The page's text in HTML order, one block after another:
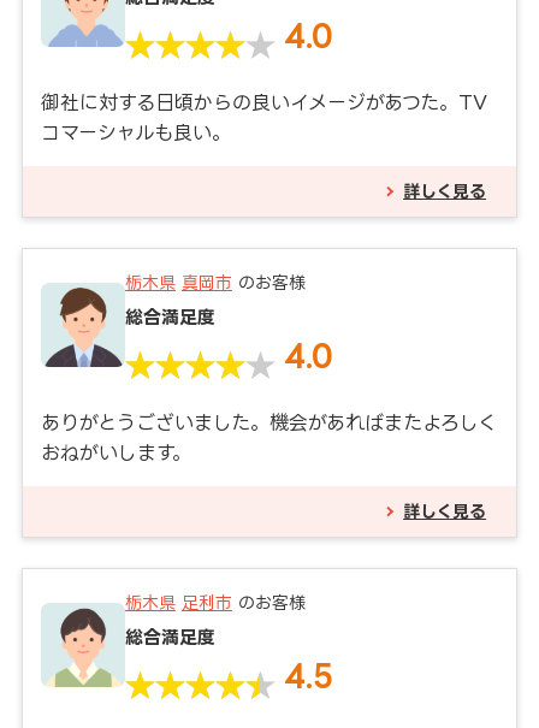
4.0
御社に対する日頃からの良いイメージがあつた。TV
コマーシャルも良い。
詳しく見る
栃木県 真岡市 のお客様
総合満足度
4.0
ありがとうございました。機会があればまたよろしく
おねがいします。
詳しく見る
栃木県 足利市 のお客様
総合満足度
4.5